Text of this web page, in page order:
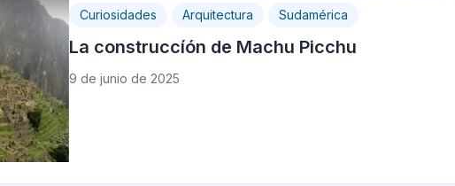
Curiosidades Arquitectura Sudamérica
La construccíón de Machu Picchu
9 de junio de 2025